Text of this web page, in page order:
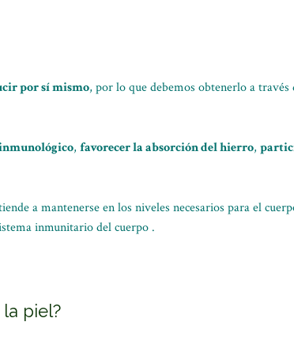
por sí mismo, por lo que debemos obtenerlo a través
, favorecer la absorción del hierro,
a mantenerse en los niveles necesarios para el
inmunitario del cuerpo .
piel?